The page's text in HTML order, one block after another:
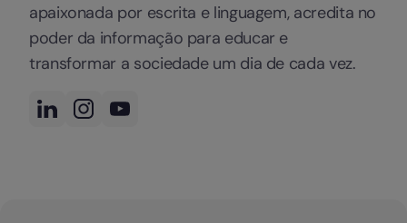
apaixonada por escrita e linguagem, acredita no
poder da informação para educar e
transformar a sociedade um dia de cada vez.